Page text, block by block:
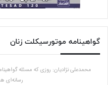
گواهینامه موتورسیکلت زنان
محمدعلی نژادیان: روزی که مسئله
رسانه‌ای